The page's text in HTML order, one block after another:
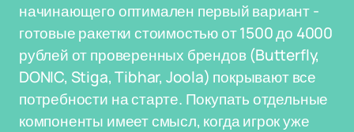
начинающего оптимален первый вариант -
готовые ракетки стоимостью от 1500 до 4000
рублей от проверенных брендов (Butterfly,
DONIC, Stiga, Tibhar, Joola) покрывают все
потребности на старте. Покупать отдельные
компоненты имеет смысл, когда игрок уже